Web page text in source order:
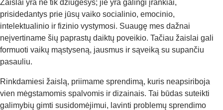
Žaislai yra ne tik džiugesys; jie yra galingi įrankiai,
prisidedantys prie jūsų vaiko socialinio, emocinio,
intelektualinio ir fizinio vystymosi. Suaugę mes dažnai
neįvertiname šių paprastų daiktų poveikio. Tačiau žaislai gali
formuoti vaikų mąstyseną, jausmus ir sąveiką su supančiu
pasauliu.
Rinkdamiesi žaislą, priimame sprendimą, kuris neapsiriboja
vien mėgstamomis spalvomis ir dizainais. Tai būdas suteikti
galimybių gimti susidomėjimui, lavinti problemų sprendimo